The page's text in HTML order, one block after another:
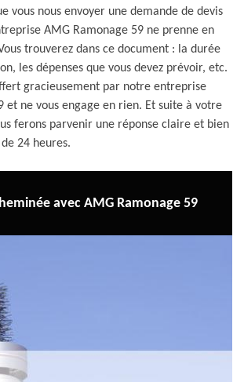
vous nous envoyer une demande de devis
AMG Ramonage 59 ne prenne en
trouverez dans ce document : la durée
les dépenses que vous devez prévoir, etc.
gracieusement par notre entreprise
et ne vous engage en rien. Et suite à votre
ferons parvenir une réponse claire et bien
24 heures.
avec AMG Ramonage 59